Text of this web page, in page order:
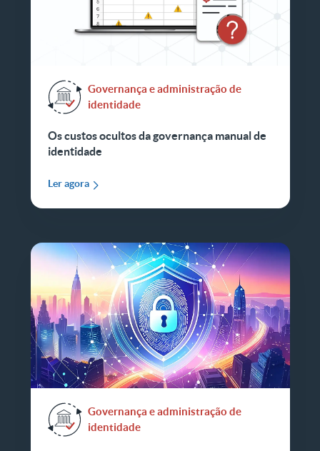
Governança e administração de
identidade
Os custos ocultos da governança manual de
identidade
Ler agora
Governança e administração de
identidade